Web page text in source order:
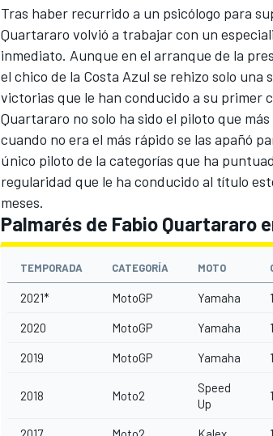
Tras haber recurrido a un psicólogo para
Quartararo volvió a trabajar con un
inmediato. Aunque en el arranque de la
el chico de la Costa Azul se rehizo solo una
victorias que le han conducido a su primer
Quartararo no solo ha sido el piloto que
cuando no era el más rápido se las apañó
único piloto de la categorías que ha
regularidad que le ha conducido al título
meses.
Palmarés de Fabio Quartararo
TEMPORADA CATEGORÍA MOTO
2021* MotoGP Yamaha
2020 MotoGP Yamaha
2019 MotoGP Yamaha
2018 Moto2
Speed
Up